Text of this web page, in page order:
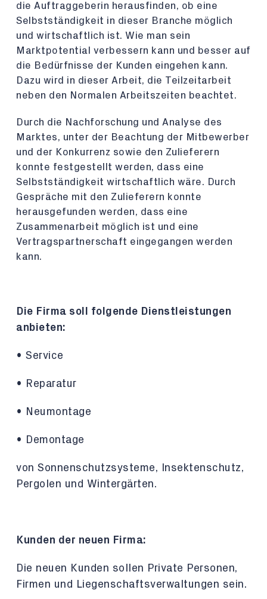
die Auftraggeberin herausfinden, ob eine
Selbstständigkeit in dieser Branche möglich
und wirtschaftlich ist. Wie man sein
Marktpotential verbessern kann und besser auf
die Bedürfnisse der Kunden eingehen kann.
Dazu wird in dieser Arbeit, die Teilzeitarbeit
neben den Normalen Arbeitszeiten beachtet.
Durch die Nachforschung und Analyse des
Marktes, unter der Beachtung der Mitbewerber
und der Konkurrenz sowie den Zulieferern
konnte festgestellt werden, dass eine
Selbstständigkeit wirtschaftlich wäre. Durch
Gespräche mit den Zulieferern konnte
herausgefunden werden, dass eine
Zusammenarbeit möglich ist und eine
Vertragspartnerschaft eingegangen werden
kann.
Die Firma soll folgende Dienstleistungen
anbieten:
• Service
• Reparatur
• Neumontage
• Demontage
von Sonnenschutzsysteme, Insektenschutz,
Pergolen und Wintergärten.
Kunden der neuen Firma:
Die neuen Kunden sollen Private Personen,
Firmen und Liegenschaftsverwaltungen sein.